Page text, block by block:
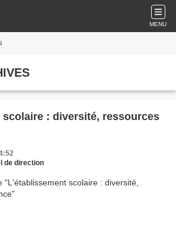
MENU
: diversité, ressources
de direction